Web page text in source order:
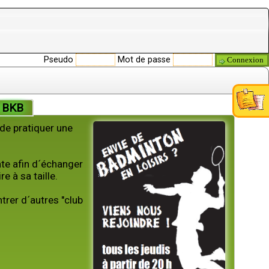
Pseudo Mot de passe
pratiquer une
afin d´échanger
à sa taille.
d´autres "club